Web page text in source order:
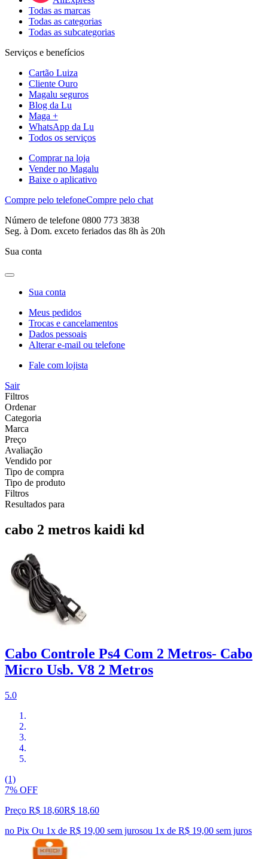
Todas as marcas
Todas as categorias
Todas as subcategorias
Serviços e benefícios
Cartão Luiza
Cliente Ouro
Magalu seguros
Blog da Lu
Maga +
WhatsApp da Lu
Todos os serviços
Comprar na loja
Vender no Magalu
Baixe o aplicativo
Compre pelo telefoneCompre pelo chat
Número de telefone 0800 773 3838
Seg. à Dom. exceto feriados das 8h às 20h
Sua conta
Sua conta
Meus pedidos
Trocas e cancelamentos
Dados pessoais
Alterar e-mail ou telefone
Fale com lojista
Sair
Filtros
Ordenar
Categoria
Marca
Preço
Avaliação
Vendido por
Tipo de compra
Tipo de produto
Filtros
Resultados para
cabo 2 metros kaidi kd
Cabo Controle Ps4 Com 2 Metros- Cabo
Micro Usb. V8 2 Metros
5.0
(1)
7% OFF
Preço R$ 18,60R$ 18,60
no Pix Ou 1x de R$ 19,00 sem jurosou 1x de R$ 19,00 sem juros